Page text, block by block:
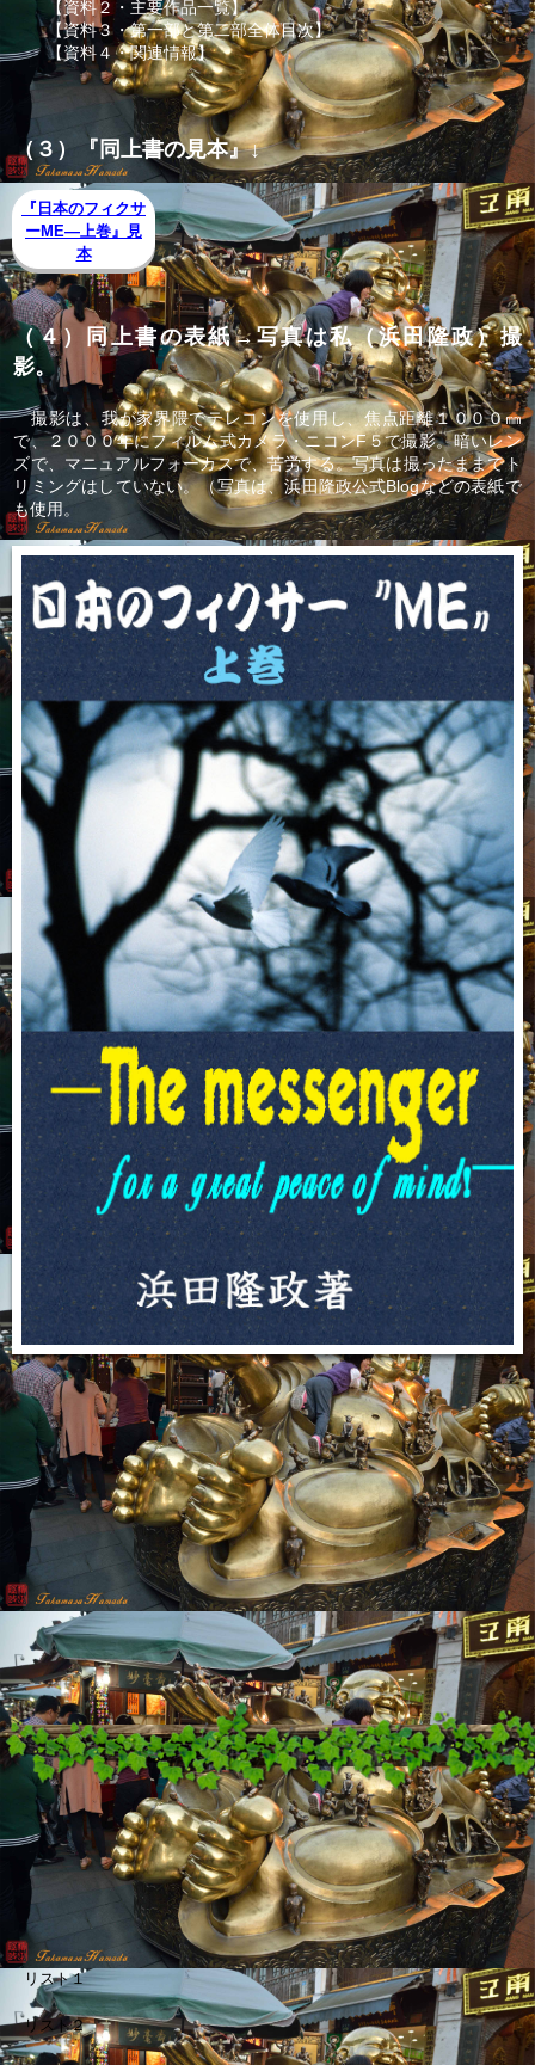
【資料２・主要作品一覧】
【資料３・第一部と第二部全体目次】
【資料４・関連情報】
（３）『同上書の見本』↓
『日本のフィクサ
ーME―上巻』見
本
（４）同上書の表紙→写真は私（浜田隆政）撮
影。
撮影は、我が家界隈でテレコンを使用し、焦点距離１０００㎜
で、２０００年にフィルム式カメラ・ニコンF５で撮影。暗いレン
ズで、マニュアルフォーカスで、苦労する。写真は撮ったままでト
リミングはしていない。（写真は、浜田隆政公式Blogなどの表紙で
も使用。
リスト１
リスト２